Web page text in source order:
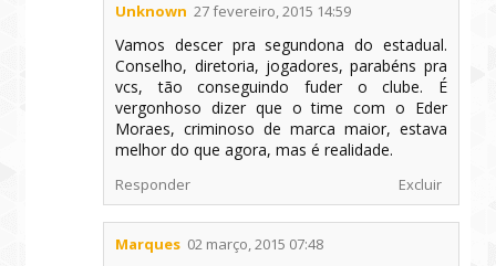
Unknown 27 fevereiro, 2015 14:59
Vamos descer pra segundona do estadual.
Conselho, diretoria, jogadores, parabéns pra
vcs, tão conseguindo fuder o clube. É
vergonhoso dizer que o time com o Eder
Moraes, criminoso de marca maior, estava
melhor do que agora, mas é realidade.
Responder Excluir
Marques 02 março, 2015 07:48